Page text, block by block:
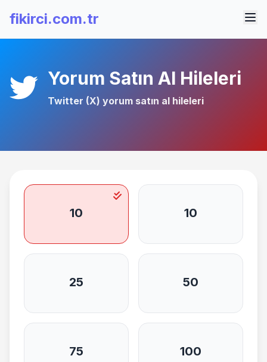
fikirci.com.tr
Yorum Satın Al Hileleri
Twitter (X) yorum satın al hileleri
10 10
25 50
75 100